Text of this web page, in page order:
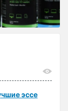
эссе